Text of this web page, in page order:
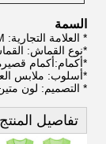
السمة
* العلامة التجارية: OEM/ODM
*نوع القماش:
*أكمام:أكمام
*أسلوب: ملابس
* التصميم: لون
تفاصيل المنتج